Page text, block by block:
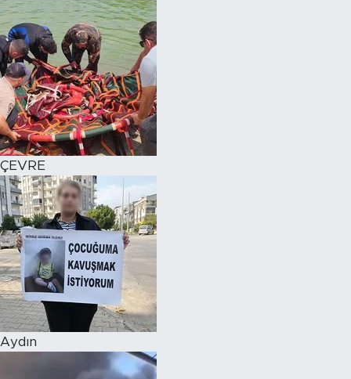
ÇEVRE
Aydın